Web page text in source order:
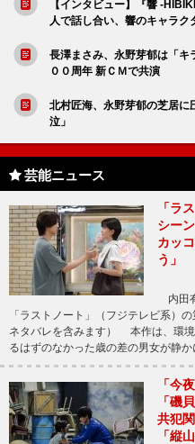
【インタビュー】『響 -
人で話し合い、響のキャラク
長澤まさみ、永野芽郁は「
００周年 新ＣＭで共演
北村匠海、永野芽郁の芝居
泣」
芸能ニュース
「ラ
シー
カッ
う」
内田
「ラストノート」（フジテレビ系）
ネタバレを含みます） 本作は、環
るはずのなかった歳の差の男女が静
「今
「磯
共犯
「縦